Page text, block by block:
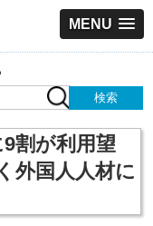
MENU
割が利用望
外国人人材に